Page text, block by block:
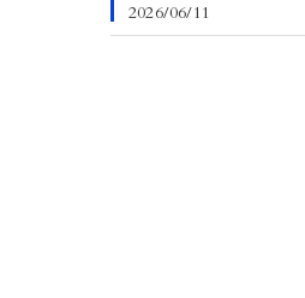
2026/06/11